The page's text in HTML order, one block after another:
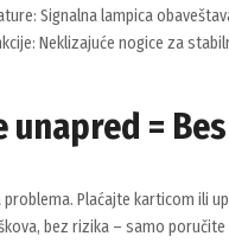
Signalna lampica
Neklizajuće nogice za
unapred =
problema. Plaćajte karticom ili
bez rizika – samo